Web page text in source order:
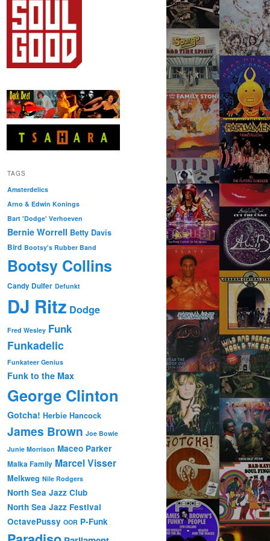
TAGS
Amsterdelics
Arno & Edwin Konings
Bart 'Dodge' Verhoeven
Bernie Worrell Betty Davis
Bird Bootsy's Rubber Band
Bootsy Collins
Candy Dulfer Defunkt
DJ Ritz Dodge
Fred Wesley Funk
Funkadelic
Funkateer Genius
Funk to the Max
George Clinton
Gotcha! Herbie Hancock
James Brown Joe Bowie
Junie Morrison Maceo Parker
Malka Family Marcel Visser
Melkweg Nile Rodgers
North Sea Jazz Club
North Sea Jazz Festival
OctavePussy OOR P-Funk